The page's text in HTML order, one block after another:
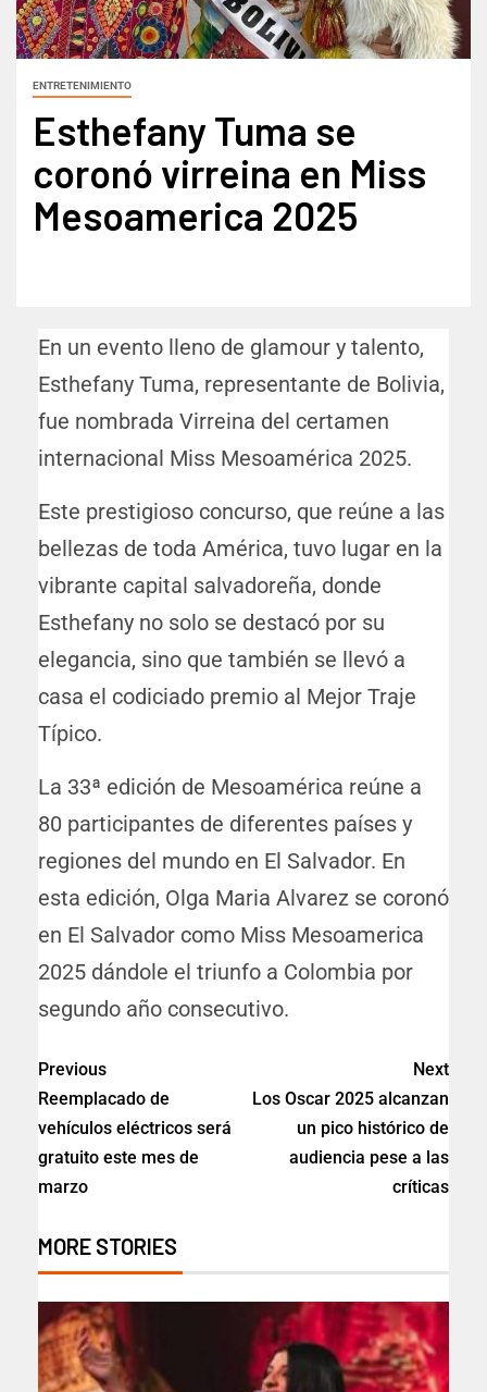
ENTRETENIMIENTO
Esthefany Tuma se
coronó virreina en Miss
Mesoamerica 2025
En un evento lleno de glamour y talento,
Esthefany Tuma, representante de Bolivia,
fue nombrada Virreina del certamen
internacional Miss Mesoamérica 2025.
Este prestigioso concurso, que reúne a las
bellezas de toda América, tuvo lugar en la
vibrante capital salvadoreña, donde
Esthefany no solo se destacó por su
elegancia, sino que también se llevó a
casa el codiciado premio al Mejor Traje
Típico.
La 33ª edición de Mesoamérica reúne a
80 participantes de diferentes países y
regiones del mundo en El Salvador. En
esta edición, Olga Maria Alvarez se coronó
en El Salvador como Miss Mesoamerica
2025 dándole el triunfo a Colombia por
segundo año consecutivo.
Previous
Reemplacado de
vehículos eléctricos será
gratuito este mes de
marzo
Next
Los Oscar 2025 alcanzan
un pico histórico de
audiencia pese a las
críticas
MORE STORIES